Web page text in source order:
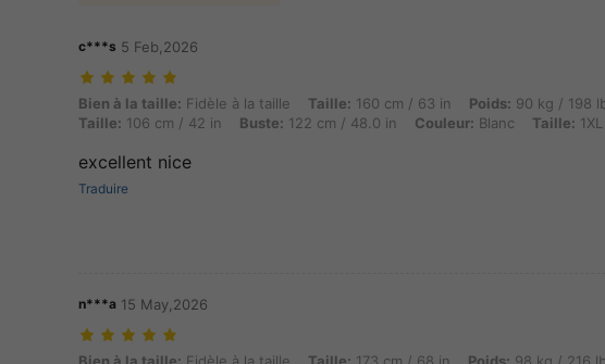
c***s 5 Feb,2026
Bien à la taille: Fidèle à la taille, Taille: 160 cm / 63 in, Poids: 90 kg / 198 lbs, Hanches:
Bien à la taille: Fidèle à la taille Taille: 160 cm / 63 in Poids: 90 kg / 198
Taille: 106 cm / 42 in Buste: 122 cm / 48.0 in Couleur: Blanc Taille: 1XL
excellent nice
Traduire
n***a 15 May,2026
Bien à la taille: Fidèle à la taille, Taille: 173 cm / 68 in, Poids: 98 kg / 216 lbs, Forme du
Bien à la taille: Fidèle à la taille Taille: 173 cm / 68 in Poids: 98 kg / 216